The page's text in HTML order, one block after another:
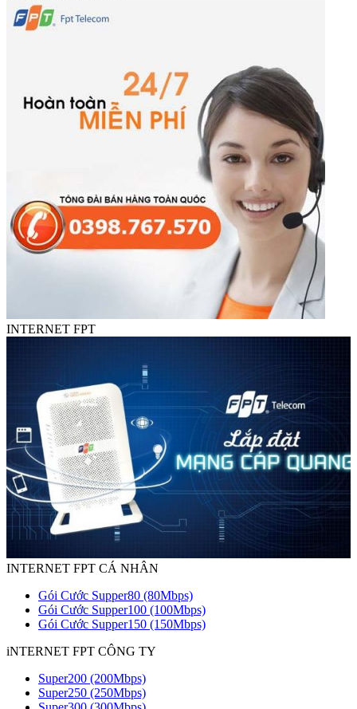
INTERNET FPT
INTERNET FPT CÁ NHÂN
Gói Cước Supper80 (80Mbps)
Gói Cước Supper100 (100Mbps)
Gói Cước Supper150 (150Mbps)
iNTERNET FPT CÔNG TY
Super200 (200Mbps)
Super250 (250Mbps)